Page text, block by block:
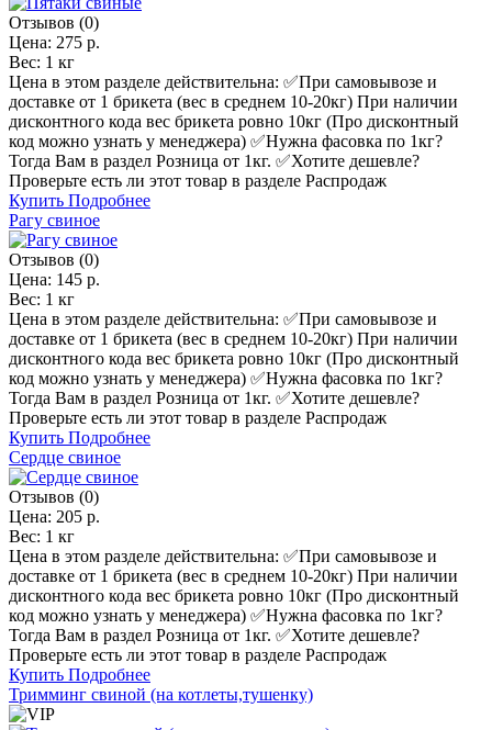
Отзывов (0)
Цена: 275 р.
Вес: 1 кг
Цена в этом разделе действительна: ✅️При самовывозе и
доставке от 1 брикета (вес в среднем 10-20кг) При наличии
дисконтного кода вес брикета ровно 10кг (Про дисконтный
код можно узнать у менеджера) ✅️Нужна фасовка по 1кг?
Тогда Вам в раздел Розница от 1кг. ✅️Хотите дешевле?
Проверьте есть ли этот товар в разделе Распродаж
Купить Подробнее
Рагу свиное
Отзывов (0)
Цена: 145 р.
Вес: 1 кг
Цена в этом разделе действительна: ✅️При самовывозе и
доставке от 1 брикета (вес в среднем 10-20кг) При наличии
дисконтного кода вес брикета ровно 10кг (Про дисконтный
код можно узнать у менеджера) ✅️Нужна фасовка по 1кг?
Тогда Вам в раздел Розница от 1кг. ✅️Хотите дешевле?
Проверьте есть ли этот товар в разделе Распродаж
Купить Подробнее
Сердце свиное
Отзывов (0)
Цена: 205 р.
Вес: 1 кг
Цена в этом разделе действительна: ✅️При самовывозе и
доставке от 1 брикета (вес в среднем 10-20кг) При наличии
дисконтного кода вес брикета ровно 10кг (Про дисконтный
код можно узнать у менеджера) ✅️Нужна фасовка по 1кг?
Тогда Вам в раздел Розница от 1кг. ✅️Хотите дешевле?
Проверьте есть ли этот товар в разделе Распродаж
Купить Подробнее
Тримминг свиной (на котлеты,тушенку)